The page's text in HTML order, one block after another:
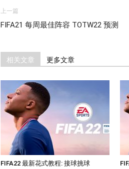
上一篇
FIFA21 每周最佳阵容 TOTW22 预测
相关文章 更多文章
FIFA22 最新花式教程: 接球挑球